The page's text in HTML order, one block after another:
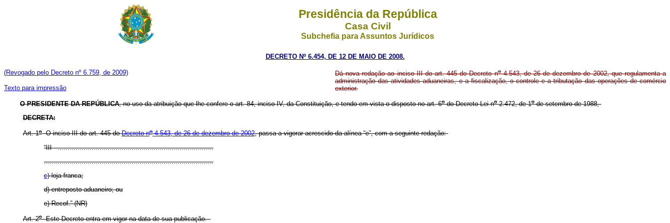
Presidência da República
Casa Civil
Subchefia para Assuntos Jurídicos
DECRETO Nº 6.454, DE 12 DE MAIO DE 2008.
(Revogado pelo Decreto nº 6.759, de 2009)
Texto para impressão
Dá nova redação ao inciso III do art. 445 do Decreto no4.543, de 26 de dezembro de 2002, que regulamenta a
administração das atividades aduaneiras, e a fiscalização, o controle e a tributação das operações de comércio
exterior.
O PRESIDENTE DA REPÚBLICA, no uso da atribuição que lhe confere o art. 84, inciso IV, da Constituição, e tendo em vista o disposto no art. 6odo Decreto-Lei no2.472, de 1ode setembro de 1988,
DECRETA:
Art. 1oO inciso III do art. 445 doDecreto no4.543, de 26 de dezembro de 2002, passa a vigorar acrescido da alínea “e”, com a seguinte redação:
“III - ..............................................................................
.....................................................................................
c)loja franca;
d) entreposto aduaneiro; ou
e) Recof.” (NR)
Art. 2oEste Decreto entra em vigor na data de sua publicação.